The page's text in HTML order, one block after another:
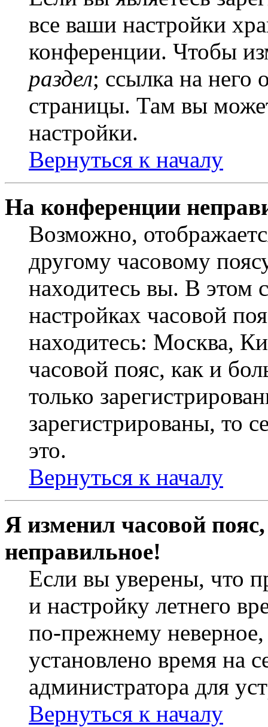
все ваши настройки
конференции. Чтобы
раздел; ссылка на него
страницы. Там вы
настройки.
Вернуться к началу
На конференции
Возможно,
другому часовому
находитесь вы. В этом
настройках часовой
находитесь: Москва,
часовой пояс, как и
только
зарегистрированы, то
это.
Вернуться к началу
Я изменил часовой
неправильное!
Если вы уверены, что
и настройку летнего
по-прежнему неверное,
установлено время на
администратора для
Вернуться к началу